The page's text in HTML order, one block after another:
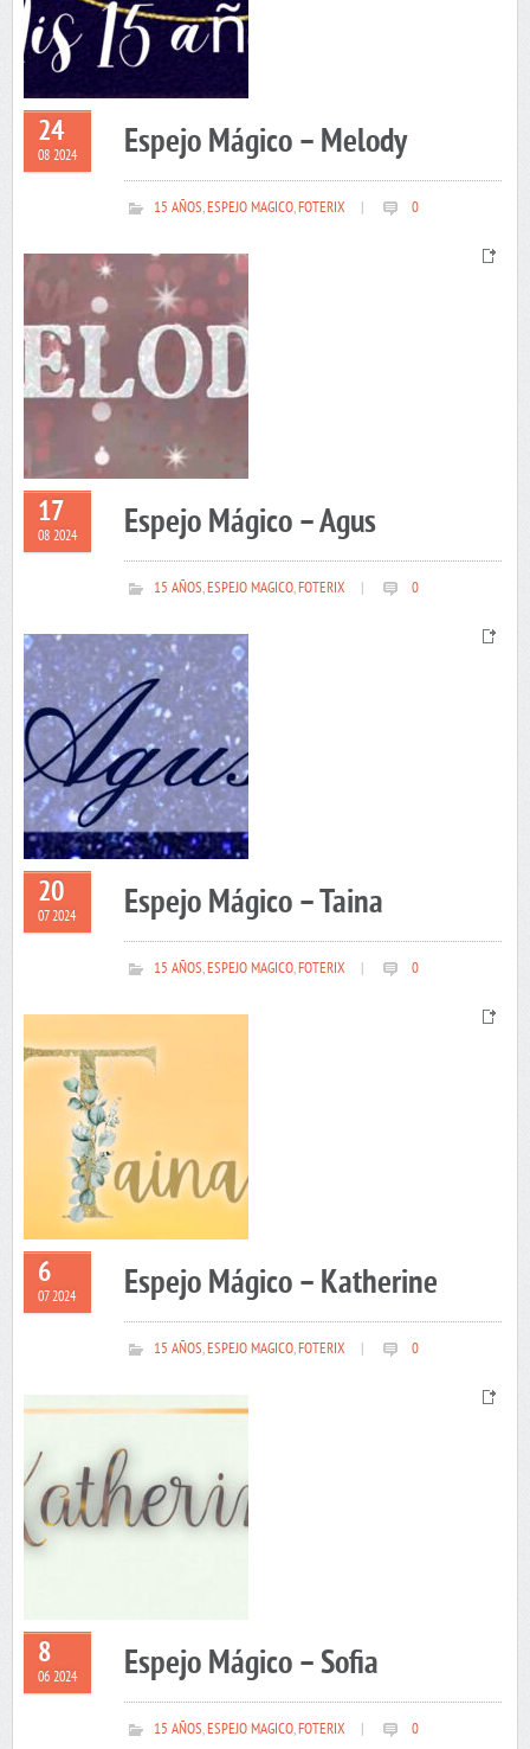
24
08 2024 Espejo Mágico – Melody
15 AÑOS,ESPEJO MAGICO,FOTERIX 0
17
08 2024 Espejo Mágico – Agus
15 AÑOS,ESPEJO MAGICO,FOTERIX 0
20
07 2024 Espejo Mágico – Taina
15 AÑOS,ESPEJO MAGICO,FOTERIX 0
6
07 2024 Espejo Mágico – Katherine
15 AÑOS,ESPEJO MAGICO,FOTERIX 0
8
06 2024 Espejo Mágico – Sofia
15 AÑOS,ESPEJO MAGICO,FOTERIX 0